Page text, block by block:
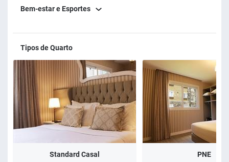
Bem-estar e Esportes
Tipos de Quarto
Standard Casal PNE